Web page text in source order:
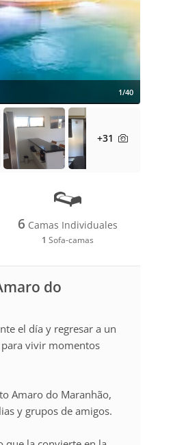
1/40
+31
6 Camas Individuales
1 Sofa-camas
do
el día y regresar a un
vivir momentos
Amaro do Maranhão,
y grupos de amigos.